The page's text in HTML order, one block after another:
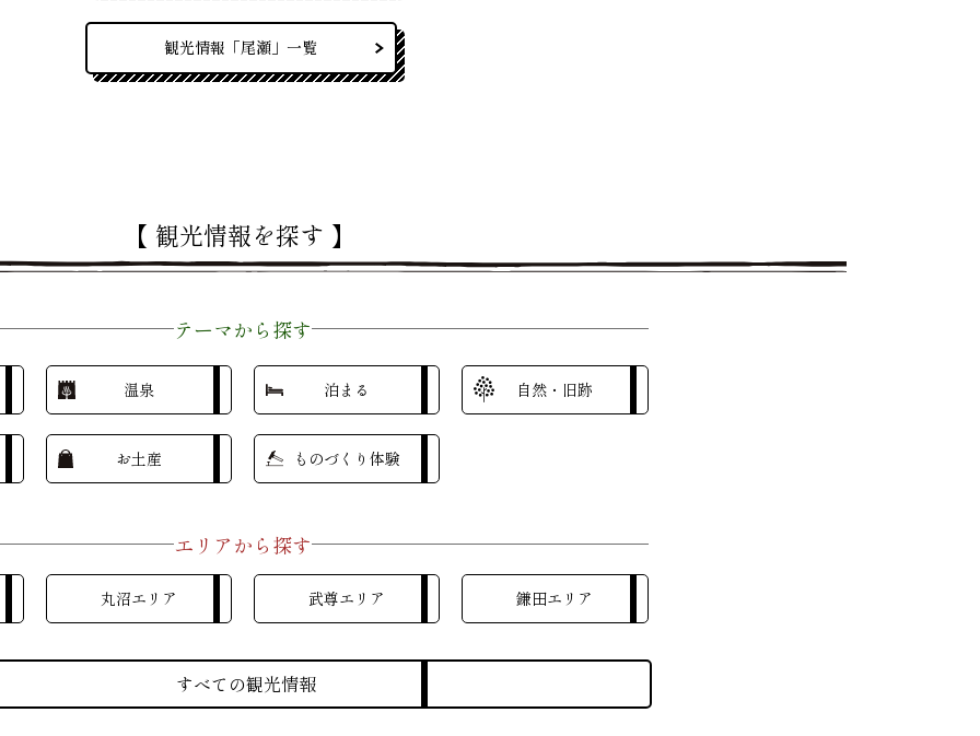
観光情報「尾瀬」一覧
【 観光情報を探す 】
テーマから探す
温泉 泊まる 自然・旧跡
お土産 ものづくり体験
エリアから探す
丸沼エリア 武尊エリア 鎌田エリア
すべての観光情報